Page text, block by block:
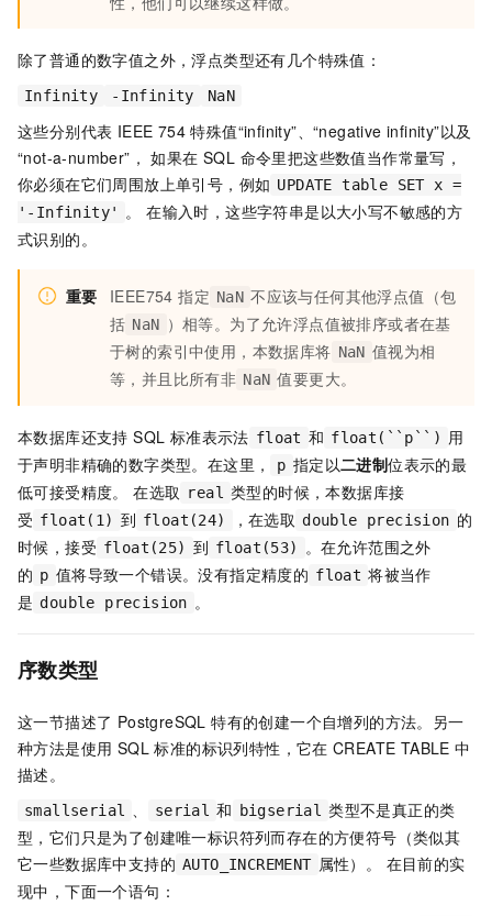
除了普通的数字值之外，浮点类型还有几个特殊值：
Infinity -Infinity NaN
这些分别代表 IEEE 754 特殊值“infinity”、“negative infinity”以及
“not-a-number”， 如果在 SQL 命令里把这些数值当作常量写，
你必须在它们周围放上单引号，例如 UPDATE table SET x =
'-Infinity'
。 在输入时，这些字符串是以大小写不敏感的方
式识别的。
重要 IEEE754 指定 NaN 不应该与任何其他浮点值（包
括 NaN ）相等。为了允许浮点值被排序或者在基
于树的索引中使用，本数据库将 NaN 值视为相
等，并且比所有非 NaN 值要更大。
本数据库还支持 SQL 标准表示法 float 和 float(``p``) 用
于声明非精确的数字类型。在这里，
p 指定以二进制位表示的最
低可接受精度。 在选取
real 类型的时候，本数据库接
受 float(1) 到 float(24) ，在选取 double precision 的
时候，接受 float(25) 到 float(53)
。在允许范围之外
的 p 值将导致一个错误。没有指定精度的 float 将被当作
是 double precision 。
序数类型
这一节描述了 PostgreSQL 特有的创建一个自增列的方法。另一
种方法是使用 SQL 标准的标识列特性，它在 CREATE TABLE 中
描述。
smallserial serial 和 bigserial 类型不是真正的类
型，它们只是为了创建唯一标识符列而存在的方便符号（类似其
它一些数据库中支持的 AUTO_INCREMENT 属性）。 在目前的实
现中，下面一个语句：